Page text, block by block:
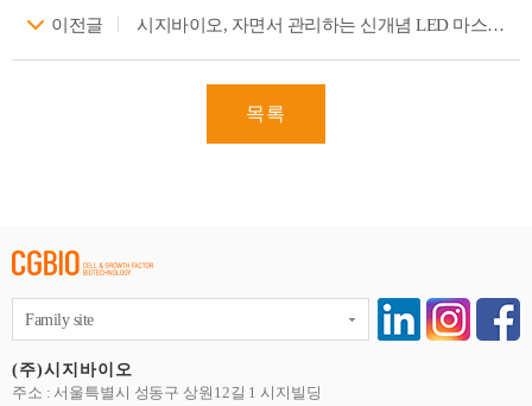
이전글 시지바이오, 자면서 관리하는 신개념 LED 마스크 ‘이지엘 마스크’ 출시
목록
(주)시지바이오
주소 : 서울특별시 성동구 상원12길 1 시지빌딩
Family site